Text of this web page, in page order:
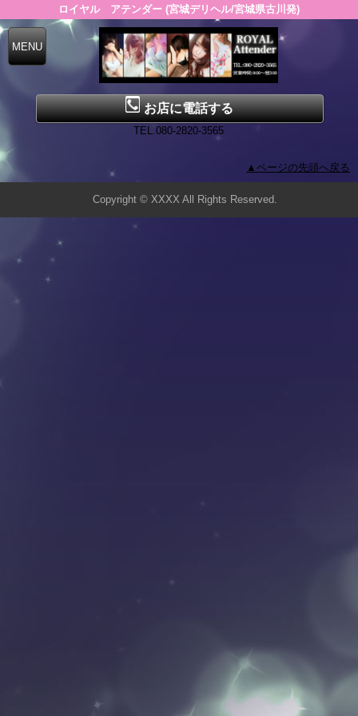
ロイヤル アテンダー (宮城デリヘル/宮城県古川発)
お店に電話する
TEL.080-2820-3565
▲ページの先頭へ戻る
Copyright © XXXX All Rights Reserved.